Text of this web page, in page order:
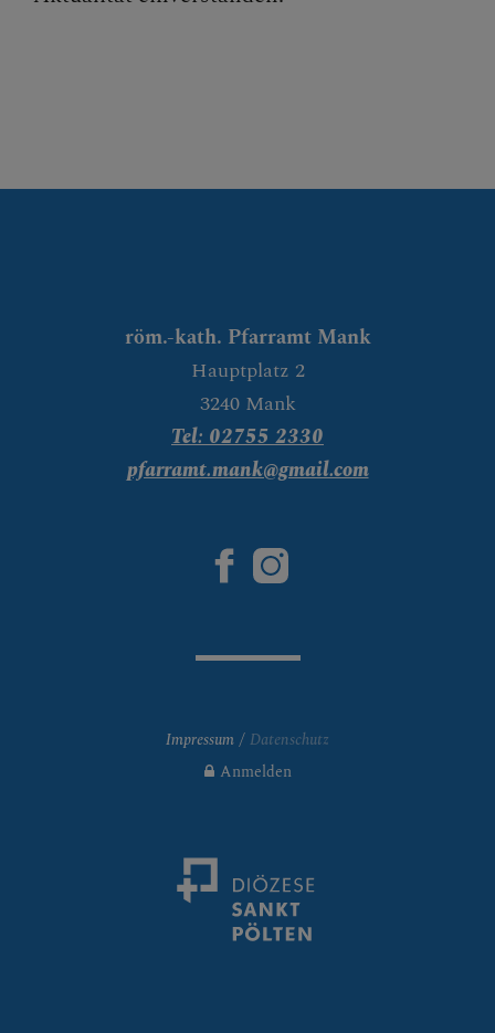
röm.-kath. Pfarramt Mank
Hauptplatz 2
3240 Mank
Tel: 02755 2330
pfarramt.mank@gmail.com
Impressum
Datenschutz
Anmelden